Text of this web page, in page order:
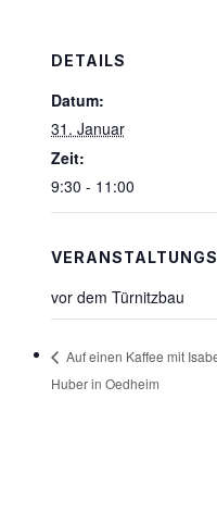
DETAILS
Datum:
31. Januar
Zeit:
9:30 - 11:00
vor dem Türnitzbau
Auf einen Kaffee mit
Huber in Oedheim